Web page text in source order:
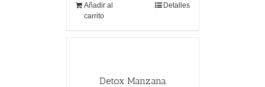
Añadir al
carrito
Detalles
Detox Manzana